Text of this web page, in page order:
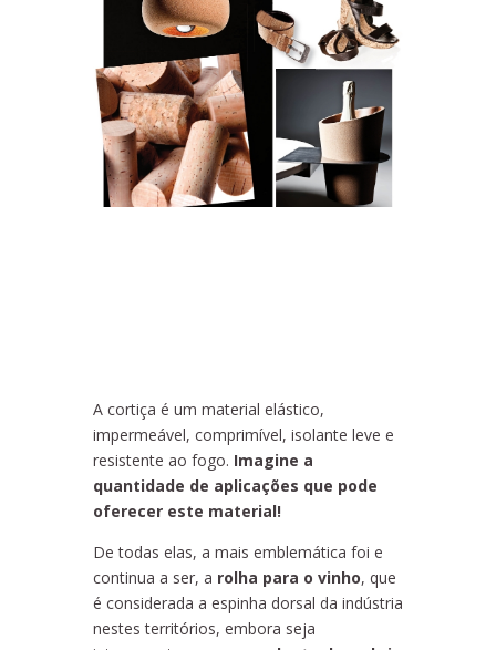
A cortiça é um material elástico,
impermeável, comprimível, isolante leve e
resistente ao fogo. Imagine a
quantidade de aplicações que pode
oferecer este material!
De todas elas, a mais emblemática foi e
continua a ser, a rolha para o vinho, que
é considerada a espinha dorsal da indústria
nestes territórios, embora seja